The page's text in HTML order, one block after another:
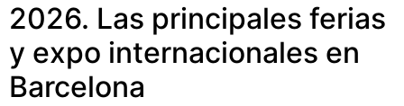
2026. Las principales ferias
y expo internacionales en
Barcelona